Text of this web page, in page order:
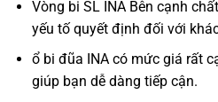
Vòng bi SL INA Bên cạnh
yếu tố quyết định đối với
ổ bi đũa INA có mức giá rất
giúp bạn dễ dàng tiếp cận.